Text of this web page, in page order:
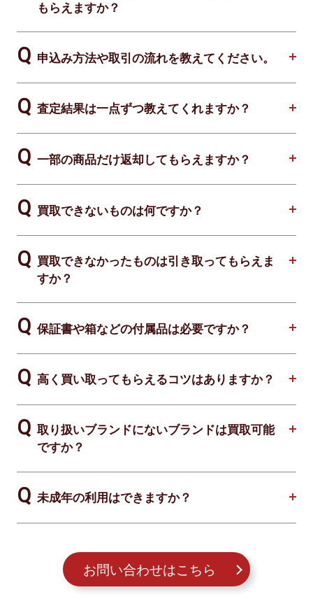
もらえますか？
申込み方法や取引の流れを教えてください。
査定結果は一点ずつ教えてくれますか？
一部の商品だけ返却してもらえますか？
買取できないものは何ですか？
買取できなかったものは引き取ってもらえま
すか？
保証書や箱などの付属品は必要ですか？
高く買い取ってもらえるコツはありますか？
取り扱いブランドにないブランドは買取可能
ですか？
未成年の利用はできますか？
お問い合わせはこちら